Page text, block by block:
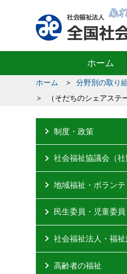
ホーム
ホーム 分野別の取り
（そだちのシェアス
制度・政策
社会福祉協議会（社
地域福祉・ボランテ
民生委員・児童委員
社会福祉法人・福祉
高齢者の福祉